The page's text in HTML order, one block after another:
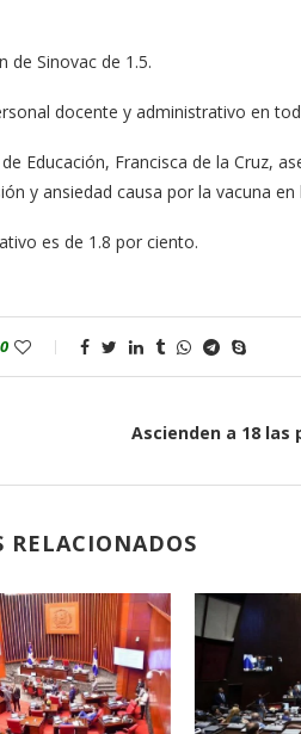
de Sinovac de 1.5.
docente y administrativo en
Educación, Francisca de la Cruz,
y ansiedad causa por la vacuna en
es de 1.8 por ciento.
0
Ascienden a 18
RELACIONADOS